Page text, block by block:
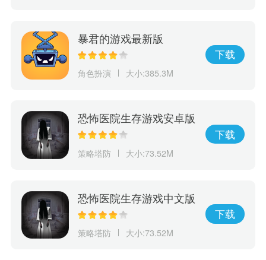
暴君的游戏最新版
角色扮演 大小:385.3M
下载
恐怖医院生存游戏安卓版
策略塔防 大小:73.52M
下载
恐怖医院生存游戏中文版
策略塔防 大小:73.52M
下载